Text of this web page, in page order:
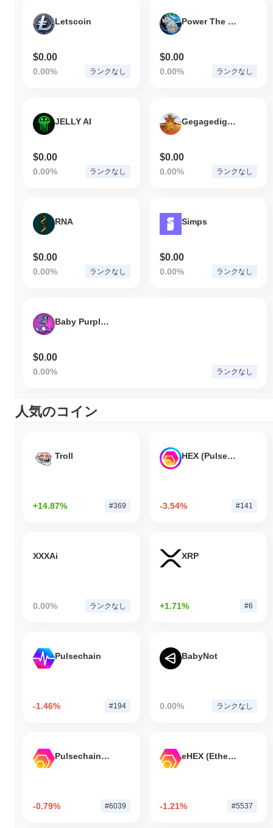
Letscoin
$0.00
0.00% ランクなし
Power The Baby White Rhino
$0.00
0.00% ランクなし
JELLY AI
$0.00
0.00% ランクなし
Gegagedigedagedago
$0.00
0.00% ランクなし
RNA
$0.00
0.00% ランクなし
Simps
$0.00
0.00% ランクなし
Baby Purple Pepe
$0.00
0.00% ランクなし
人気のコイン
Troll
+14.87% #369
HEX (Pulsechain)
-3.54% #141
XXXAi
0.00% ランクなし
XRP
+1.71% #6
Pulsechain
-1.46% #194
BabyNot
0.00% ランクなし
Pulsechain Bridged HEX (Pulsechain)
-0.79% #6039
eHEX (Ethereum)
-1.21% #5537